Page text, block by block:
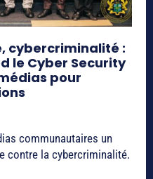
cybercriminalité :
le Cyber Security
pour
communautaires un
contre la cybercriminalité.